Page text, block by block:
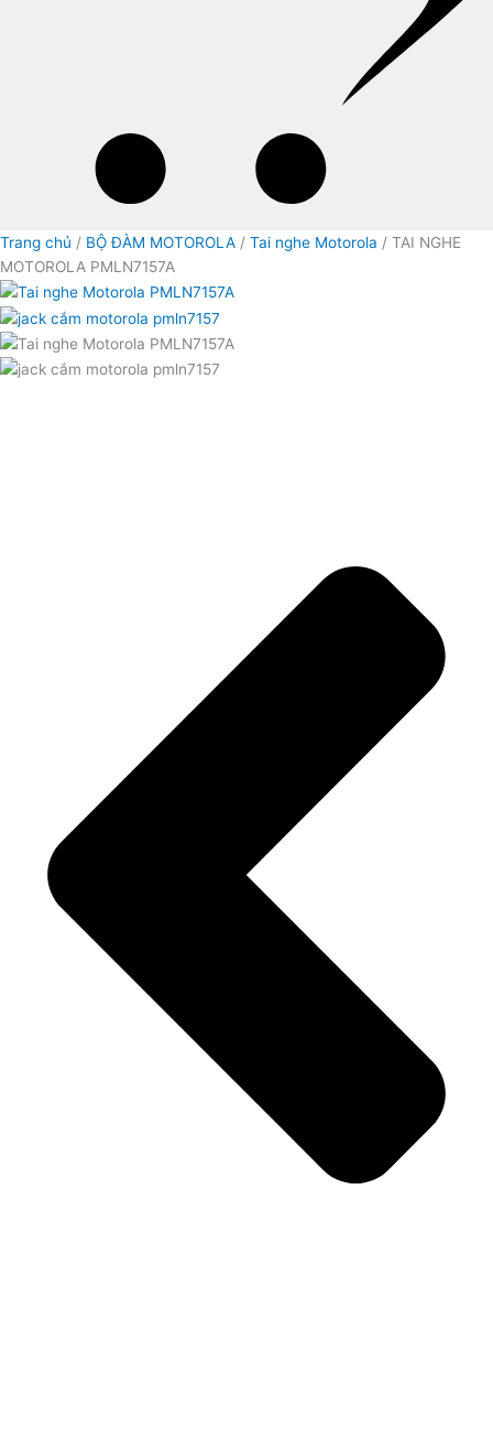
Trang chủ / BỘ ĐÀM MOTOROLA / Tai nghe Motorola / TAI NGHE
MOTOROLA PMLN7157A